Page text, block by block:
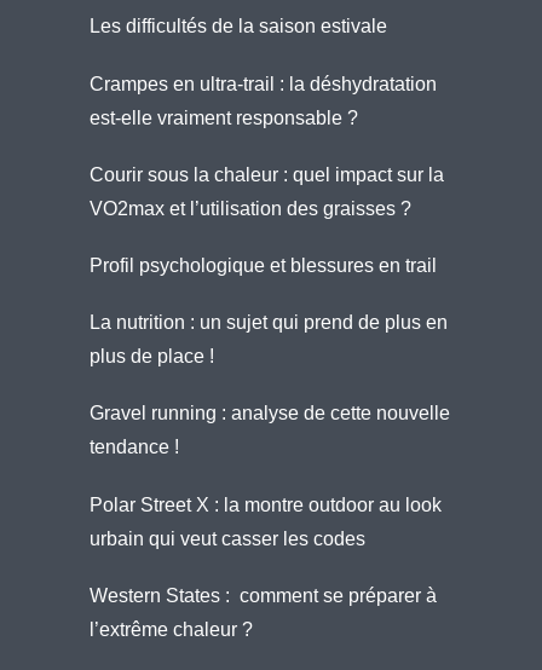
Les difficultés de la saison estivale
Crampes en ultra-trail : la déshydratation
est-elle vraiment responsable ?
Courir sous la chaleur : quel impact sur la
VO2max et l’utilisation des graisses ?
Profil psychologique et blessures en trail
La nutrition : un sujet qui prend de plus en
plus de place !
Gravel running : analyse de cette nouvelle
tendance !
Polar Street X : la montre outdoor au look
urbain qui veut casser les codes
Western States : comment se préparer à
l’extrême chaleur ?